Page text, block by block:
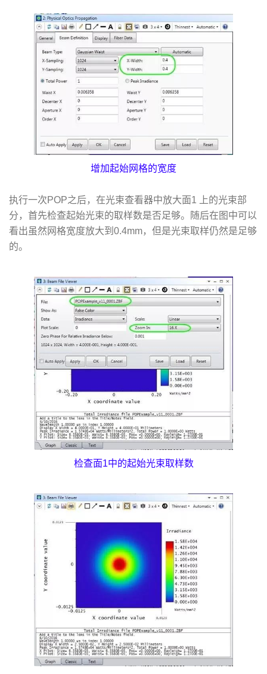
增加起始网格的宽度
执行一次POP之后，在光束查看器中放大面1 上的光束部
分，首先检查起始光束的取样数是否足够。随后在图中可以
看出虽然网格宽度放大到0.4mm，但是光束取样仍然是足够
的。
检查面1中的起始光束取样数